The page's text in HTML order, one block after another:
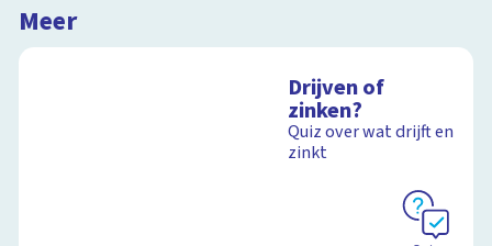
Meer
Drijven of
zinken?
Quiz over wat drijft en
zinkt